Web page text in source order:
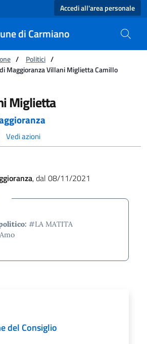
Accedi all'area personale
di Carmiano
/ Politici /
Maggioranza Villani Miglietta Camillo
di Maggioranza
Miglietta
Vedi azioni
, dal 08/11/2021
#LA MATITA
del Consiglio